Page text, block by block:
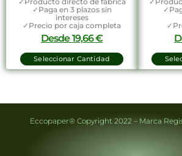
✓Paga en 3 plazos sin
intereses
✓Precio por caja completa
Desde19,66€
Seleccionar Cantidad
Eccopaper® Copyright 2022 – Marca